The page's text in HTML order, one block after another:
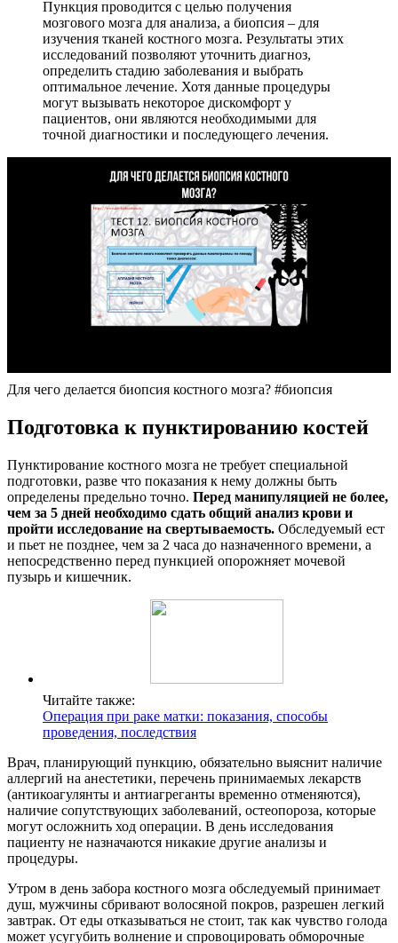
Пункция проводится с целью получения
мозгового мозга для анализа, а биопсия – для
изучения тканей костного мозга. Результаты этих
исследований позволяют уточнить диагноз,
определить стадию заболевания и выбрать
оптимальное лечение. Хотя данные процедуры
могут вызывать некоторое дискомфорт у
пациентов, они являются необходимыми для
точной диагностики и последующего лечения.
Для чего делается биопсия костного мозга? #биопсия
Подготовка к пунктированию костей
Пунктирование костного мозга не требует специальной
подготовки, разве что показания к нему должны быть
определены предельно точно. Перед манипуляцией не более,
чем за 5 дней необходимо сдать общий анализ крови и
пройти исследование на свертываемость. Обследуемый ест
и пьет не позднее, чем за 2 часа до назначенного времени, а
непосредственно перед пункцией опорожняет мочевой
пузырь и кишечник.
Читайте также:
Операция при раке матки: показания, способы
проведения, последствия
Врач, планирующий пункцию, обязательно выяснит наличие
аллергий на анестетики, перечень принимаемых лекарств
(антикоагулянты и антиагреганты временно отменяются),
наличие сопутствующих заболеваний, остеопороза, которые
могут осложнить ход операции. В день исследования
пациенту не назначаются никакие другие анализы и
процедуры.
Утром в день забора костного мозга обследуемый принимает
душ, мужчины сбривают волосяной покров, разрешен легкий
завтрак. От еды отказываться не стоит, так как чувство голода
может усугубить волнение и спровоцировать обморочные